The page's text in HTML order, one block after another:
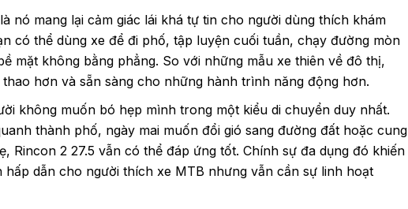
nó mang lại cảm giác lái khá tự tin cho người dùng thích khám
có thể dùng xe để đi phố, tập luyện cuối tuần, chạy đường mòn
mặt không bằng phẳng. So với những mẫu xe thiên về đô thị,
hơn và sẵn sàng cho những hành trình năng động hơn.
không muốn bó hẹp mình trong một kiểu di chuyển duy nhất.
thành phố, ngày mai muốn đổi gió sang đường đất hoặc cung
Rincon 2 27.5 vẫn có thể đáp ứng tốt. Chính sự đa dụng đó khiến
dẫn cho người thích xe MTB nhưng vẫn cần sự linh hoạt